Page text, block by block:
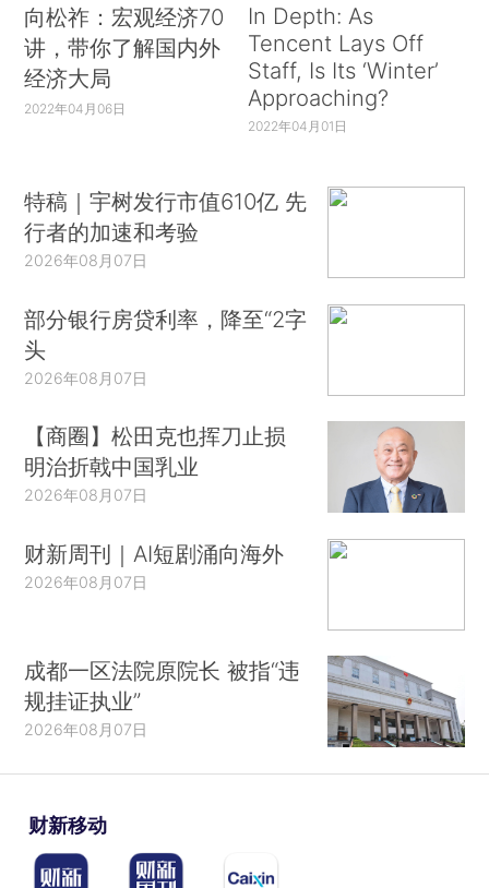
向松祚：宏观经济70
讲，带你了解国内外
经济大局
2022年04月06日
In Depth: As
Tencent Lays Off
Staff, Is Its ‘Winter’
Approaching?
2022年04月01日
特稿｜宇树发行市值610亿 先
行者的加速和考验
2026年08月07日
部分银行房贷利率，降至“2字
头
2026年08月07日
【商圈】松田克也挥刀止损
明治折戟中国乳业
2026年08月07日
财新周刊｜AI短剧涌向海外
2026年08月07日
成都一区法院原院长 被指“违
规挂证执业”
2026年08月07日
财新移动